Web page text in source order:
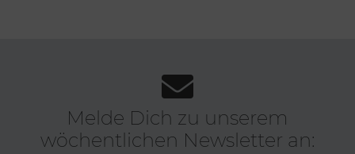
Melde Dich zu unserem
wöchentlichen Newsletter an: